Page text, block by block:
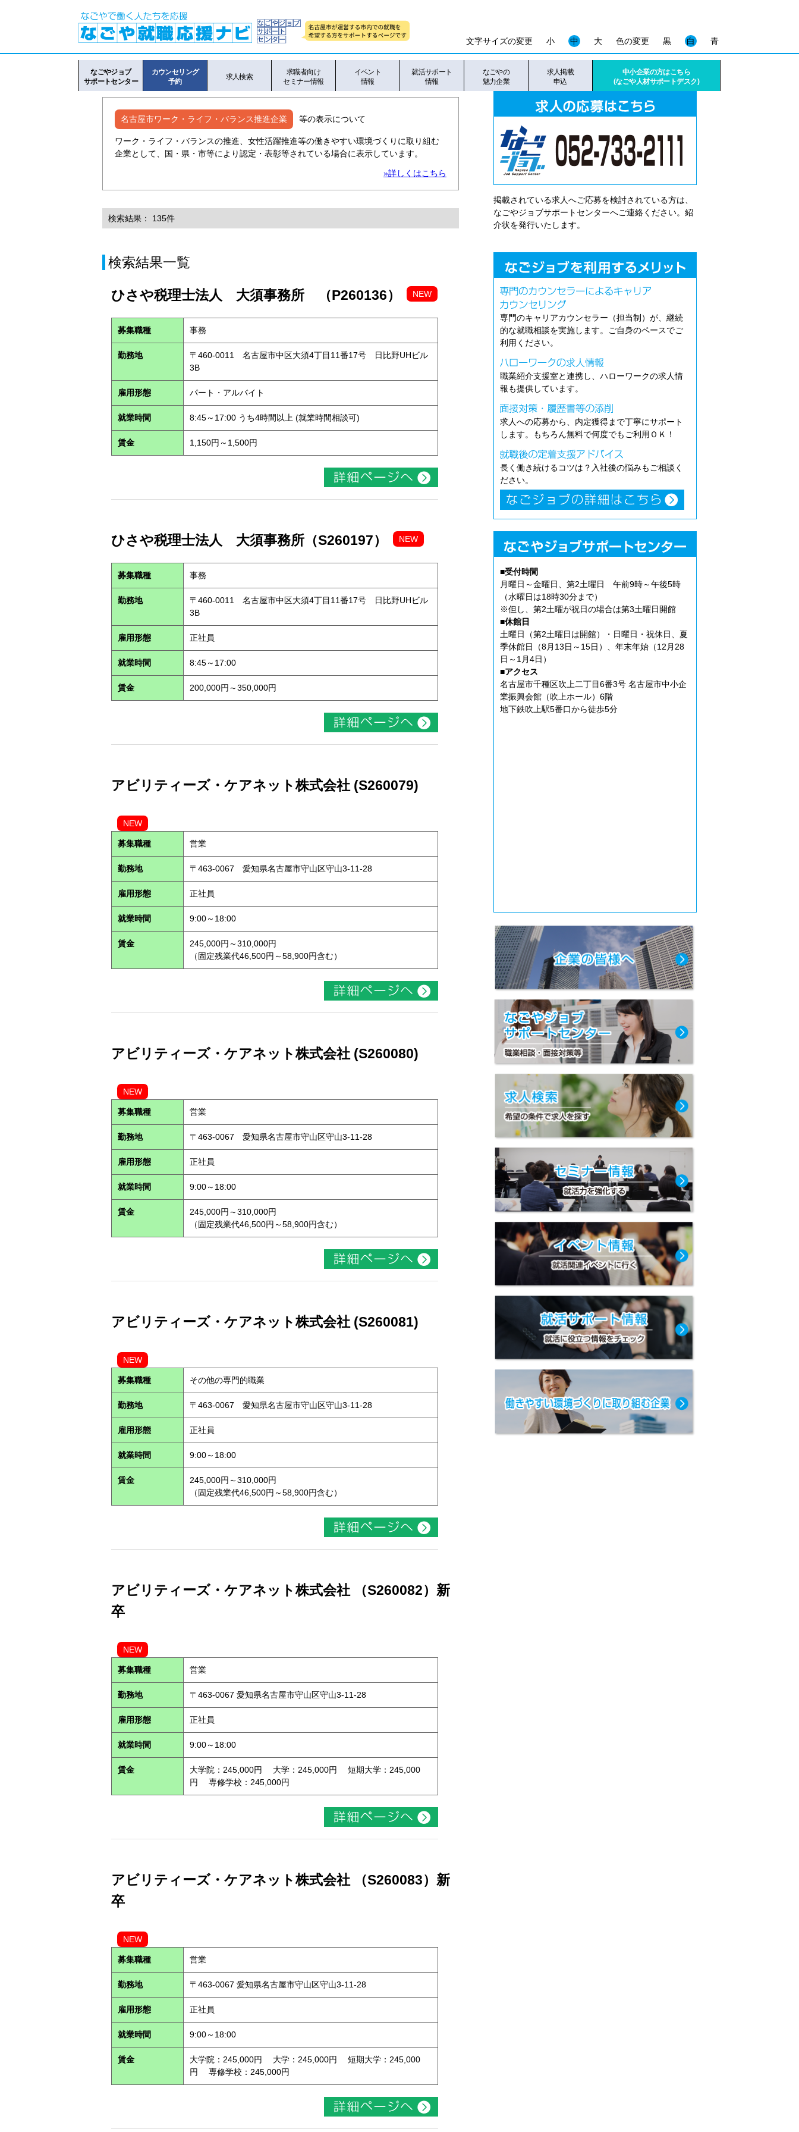
色の変更 黒 白 青
文字サイズの変更 小 中 大
なごやジョブ
サポートセンター
カウンセリング
予約
求人検索
求職者向け
セミナー情報
イベント
情報
就活サポート
情報
なごやの
魅力企業
求人掲載
申込
中小企業の方はこちら
(なごや人材サポートデスク)
名古屋市ワーク・ライフ・バランス推進企業 等の表示について
ワーク・ライフ・バランスの推進、女性活躍推進等の働きやすい環境づくりに取り組む
企業として、国・県・市等により認定・表彰等されている場合に表示しています。
»詳しくはこちら
検索結果： 135件
検索結果一覧
ひさや税理士法人 大須事務所 （P260136） NEW
募集職種 事務
勤務地
〒460-0011 名古屋市中区大須4丁目11番17号 日比野UHビル
3B
雇用形態 パート・アルバイト
就業時間 8:45～17:00 うち4時間以上 (就業時間相談可)
賃金 1,150円～1,500円
ひさや税理士法人 大須事務所（S260197） NEW
募集職種 事務
勤務地
〒460-0011 名古屋市中区大須4丁目11番17号 日比野UHビル
3B
雇用形態 正社員
就業時間 8:45～17:00
賃金 200,000円～350,000円
アビリティーズ・ケアネット株式会社 (S260079)
NEW
募集職種 営業
勤務地 〒463-0067 愛知県名古屋市守山区守山3-11-28
雇用形態 正社員
就業時間 9:00～18:00
賃金
245,000円～310,000円
（固定残業代46,500円～58,900円含む）
アビリティーズ・ケアネット株式会社 (S260080)
NEW
募集職種 営業
勤務地 〒463-0067 愛知県名古屋市守山区守山3-11-28
雇用形態 正社員
就業時間 9:00～18:00
賃金
245,000円～310,000円
（固定残業代46,500円～58,900円含む）
アビリティーズ・ケアネット株式会社 (S260081)
NEW
募集職種 その他の専門的職業
勤務地 〒463-0067 愛知県名古屋市守山区守山3-11-28
雇用形態 正社員
就業時間 9:00～18:00
賃金
245,000円～310,000円
（固定残業代46,500円～58,900円含む）
アビリティーズ・ケアネット株式会社 （S260082）新
卒
NEW
募集職種 営業
勤務地 〒463-0067 愛知県名古屋市守山区守山3-11-28
雇用形態 正社員
就業時間 9:00～18:00
賃金
大学院：245,000円 大学：245,000円 短期大学：245,000
円 専修学校：245,000円
アビリティーズ・ケアネット株式会社 （S260083）新
卒
NEW
募集職種 営業
勤務地 〒463-0067 愛知県名古屋市守山区守山3-11-28
雇用形態 正社員
就業時間 9:00～18:00
賃金
大学院：245,000円 大学：245,000円 短期大学：245,000
円 専修学校：245,000円
掲載されている求人へご応募を検討されている方は、
なごやジョブサポートセンターへご連絡ください。紹
介状を発行いたします。
専門のキャリアカウンセラー（担当制）が、継続
的な就職相談を実施します。ご自身のペースでご
利用ください。
職業紹介支援室と連携し、ハローワークの求人情
報も提供しています。
求人への応募から、内定獲得まで丁寧にサポート
します。もちろん無料で何度でもご利用ＯＫ！
長く働き続けるコツは？入社後の悩みもご相談く
ださい。
■受付時間
月曜日～金曜日、第2土曜日 午前9時～午後5時
（水曜日は18時30分まで）
※但し、第2土曜が祝日の場合は第3土曜日開館
■休館日
土曜日（第2土曜日は開館）・日曜日・祝休日、夏
季休館日（8月13日～15日）、年末年始（12月28
日～1月4日）
■アクセス
名古屋市千種区吹上二丁目6番3号 名古屋市中小企
業振興会館（吹上ホール）6階
地下鉄吹上駅5番口から徒歩5分